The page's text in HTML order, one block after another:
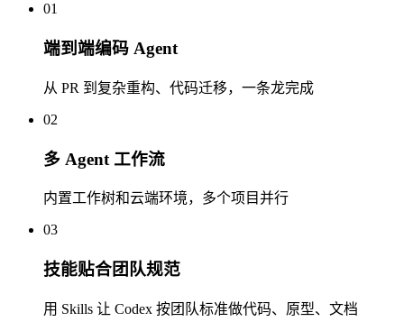
01
端到端编码 Agent
从 PR 到复杂重构、代码迁移，一条龙完成
02
多 Agent 工作流
内置工作树和云端环境，多个项目并行
03
技能贴合团队规范
用 Skills 让 Codex 按团队标准做代码、原型、文档